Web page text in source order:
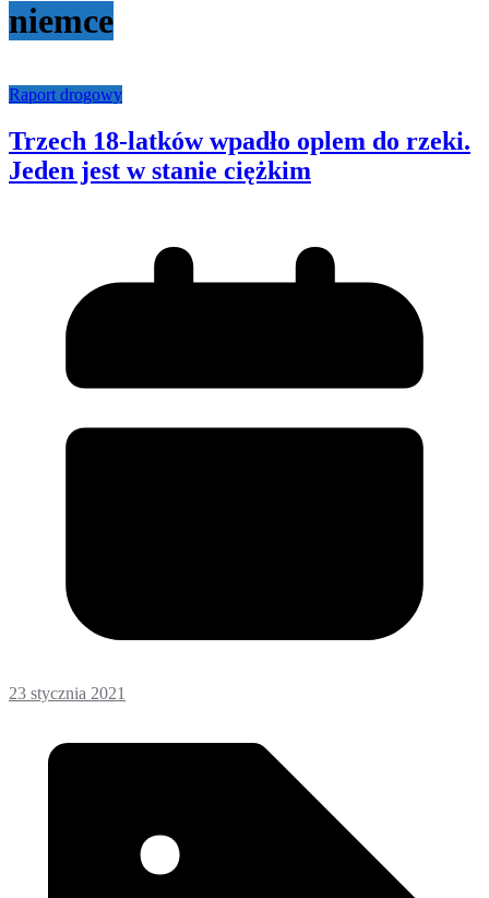
niemce
Raport drogowy
Trzech 18-latków wpadło oplem do rzeki.
Jeden jest w stanie ciężkim
23 stycznia 2021